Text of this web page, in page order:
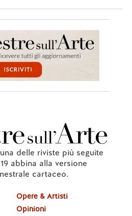
delle riviste più seguite
abbina alla versione
cartaceo.
Opere & Artisti
Opinioni